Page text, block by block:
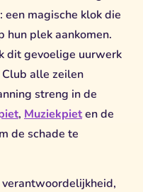
magische klok die
plek aankomen.
dit gevoelige uurwerk
alle zeilen
streng in de
, Muziekpieten de
de schade te